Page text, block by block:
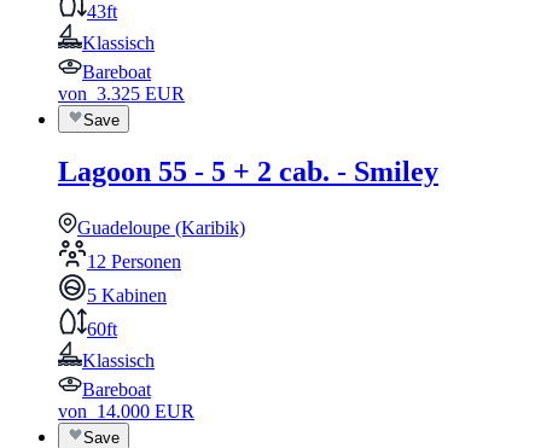
43ft
Klassisch
Bareboat
von 3.325 EUR
Save
Lagoon 55 - 5 + 2 cab. - Smiley
Guadeloupe (Karibik)
12 Personen
5 Kabinen
60ft
Klassisch
Bareboat
von 14.000 EUR
Save